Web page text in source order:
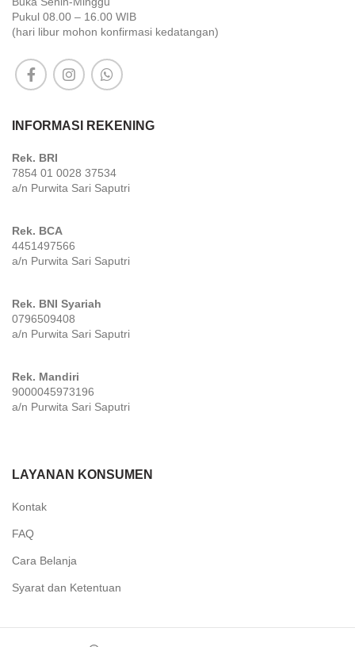
Pukul 08.00 – 16.00 WIB
(hari libur mohon konfirmasi kedatangan)
INFORMASI REKENING
Rek. BRI
7854 01 0028 37534
a/n Purwita Sari Saputri
Rek. BCA
4451497566
a/n Purwita Sari Saputri
Rek. BNI Syariah
0796509408
a/n Purwita Sari Saputri
Rek. Mandiri
9000045973196
a/n Purwita Sari Saputri
LAYANAN KONSUMEN
Kontak
FAQ
Cara Belanja
Syarat dan Ketentuan